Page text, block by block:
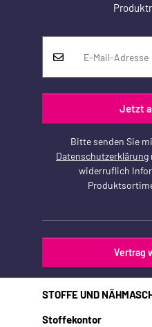
Jetzt
Bitte senden Sie
Datenschutzerklärung
widerruflich
Vertrag
STOFFE UND
Stoffekontor